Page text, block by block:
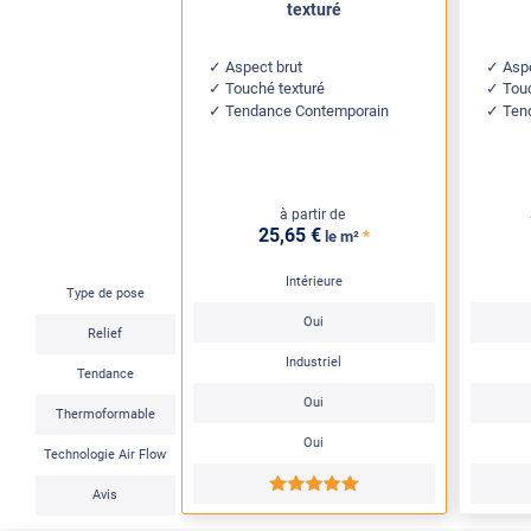
Type de pose
Relief
Tendance
Thermoformable
Technologie Air Flow
Avis
texturé
Aspect brut
Touché texturé
Tendance Contemporain
à partir de
25,65 € le m² *
Intérieure
Oui
Industriel
Oui
Oui
*****